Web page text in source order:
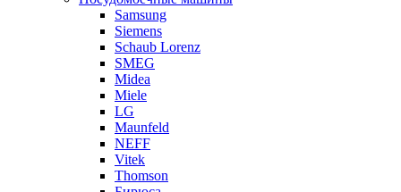
Samsung
Siemens
Schaub Lorenz
SMEG
Midea
Miele
LG
Maunfeld
NEFF
Vitek
Thomson